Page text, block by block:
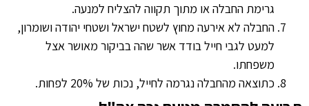
גרימת החבלה או מתוך תקווה להצליח למנעה.
החבלה לא אירעה מחוץ לשטח ישראל ושטחי יהודה ושומרון,
למעט לגבי חייל בודד אשר שהה בביקור מאושר אצל
משפחתו.
כתוצאה מהחבלה נגרמה לחייל, נכות של 20% לפחות.